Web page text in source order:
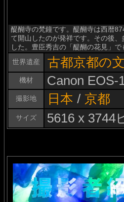
醍醐寺の梵鐘です。醍醐寺は西暦
て開山したのが発祥です。その後
した。豊臣秀吉の「醍醐の花見」で
世界遺産
古都京都の
機材 Canon EOS-
撮影地 日本 / 京都
サイズ 5616 x 3744